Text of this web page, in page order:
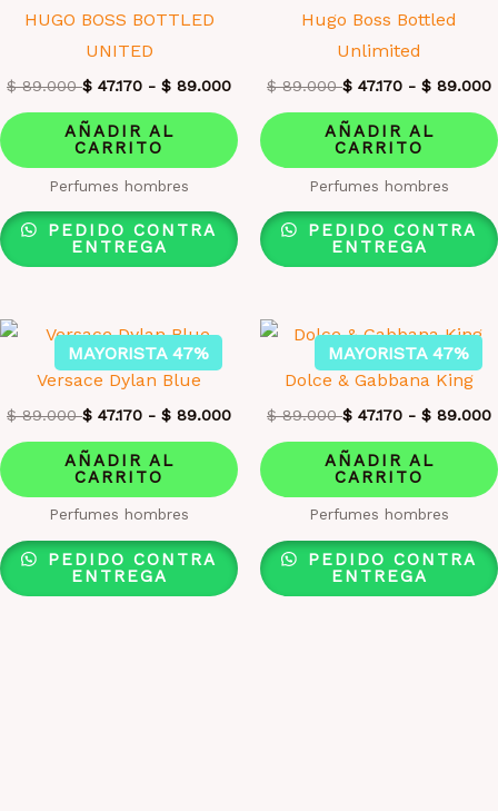
HUGO BOSS BOTTLED
UNITED
$89.000 $ 47.170 - $ 89.000
AÑADIR AL
CARRITO
Perfumes hombres
PEDIDO CONTRA
ENTREGA
Hugo Boss Bottled
Unlimited
$89.000 $ 47.170 - $ 89.000
AÑADIR AL
CARRITO
Perfumes hombres
PEDIDO CONTRA
ENTREGA
MAYORISTA 47%
Versace Dylan Blue
$89.000 $ 47.170 - $ 89.000
AÑADIR AL
CARRITO
Perfumes hombres
PEDIDO CONTRA
ENTREGA
MAYORISTA 47%
Dolce & Gabbana King
$89.000 $ 47.170 - $ 89.000
AÑADIR AL
CARRITO
Perfumes hombres
PEDIDO CONTRA
ENTREGA